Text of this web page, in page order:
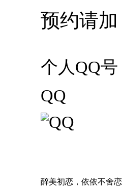
预约请加
个人QQ号
QQ
醉美初恋，依依不舍